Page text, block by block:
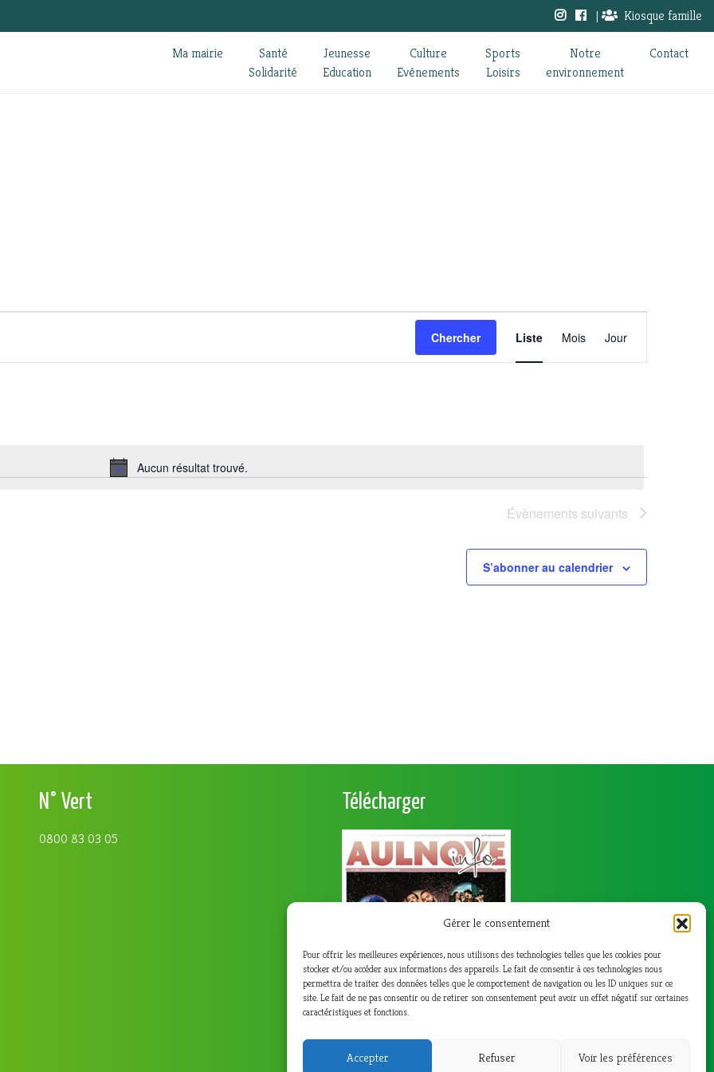
Gérer le consentement
Pour offrir les meilleures expériences, nous utilisons des technologies telles que les cookies pour
stocker et/ou accéder aux informations des appareils. Le fait de consentir à ces technologies nous
permettra de traiter des données telles que le comportement de navigation ou les ID uniques sur ce
site. Le fait de ne pas consentir ou de retirer son consentement peut avoir un effet négatif sur certaines
caractéristiques et fonctions.
Accepter Refuser Voir les préférences
| Kiosque famille
Ma mairie
Santé
Solidarité
Jeunesse
Education
Culture
Evénements
Sports
Loisirs
Notre
environnement
Contact
Notice
Aucun résultat trouvé.
Chercher Liste Mois Jour
Évènements suivants
S’abonner au calendrier
N° Vert
0800 83 03 05
Télécharger